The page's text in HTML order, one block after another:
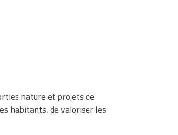
nature et projets de
habitants, de valoriser les